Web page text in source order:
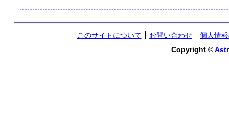
このサイトについて お問い合わせ
個人情
Copyright ©